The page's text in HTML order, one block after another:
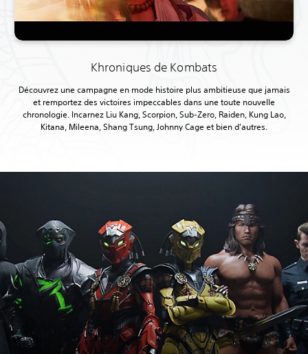
Khroniques de Kombats
Découvrez une campagne en mode histoire plus ambitieuse que jamais
et remportez des victoires impeccables dans une toute nouvelle
chronologie. Incarnez Liu Kang, Scorpion, Sub-Zero, Raiden, Kung Lao,
Kitana, Mileena, Shang Tsung, Johnny Cage et bien d'autres.